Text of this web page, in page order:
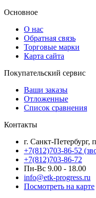
Основное
О нас
Обратная связь
Торговые марки
Карта сайта
Покупательский сервис
Ваши заказы
Отложенные
Список сравнения
Контакты
г. Санкт-Петербург,
+7(812)703-86-52
+7(812)703-86-72
Пн-Вс 9.00 - 18.00
info@etk-progress.ru
Посмотреть на карте